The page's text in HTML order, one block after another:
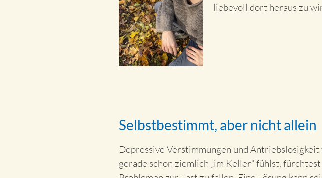
liebevoll dort heraus zu
Selbstbestimmt, aber nicht allein
Depressive Verstimmungen und
gerade schon ziemlich „im Keller“ fühlst,